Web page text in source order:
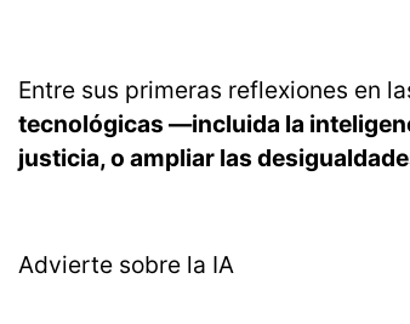
Entre sus primeras reflexiones en
tecnológicas —incluida la
justicia, o ampliar las
Advierte sobre la IA